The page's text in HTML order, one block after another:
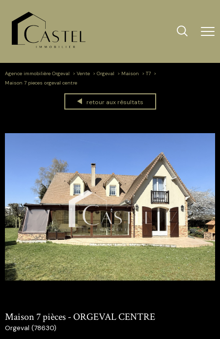
Agence immobilière Orgeval Vente Orgeval Maison
T7
Maison 7 pieces orgeval centre
retour aux résultats
Maison 7 pièces - ORGEVAL CENTRE
Orgeval (78630)